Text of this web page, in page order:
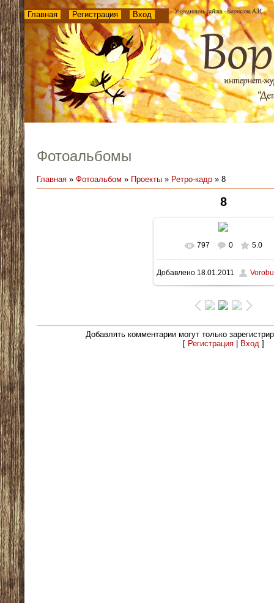
Главная Регистрация Вход
Фотоальбомы
Главная » Фотоальбом » Проекты » Ретро-кадр » 8
8
В реальном размере
475.4Kb
797 0 5.0
Добавлено 18.01.2011
Добавлять комментарии могут только
[ Регистрация| Вход]